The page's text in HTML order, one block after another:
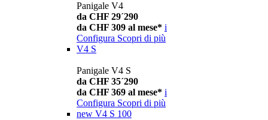
Panigale V4
da CHF 29´290
da CHF 309 al mese* i
Configura Scopri di più
V4 S
Panigale V4 S
da CHF 35´290
da CHF 369 al mese* i
Configura Scopri di più
new V4 S 100